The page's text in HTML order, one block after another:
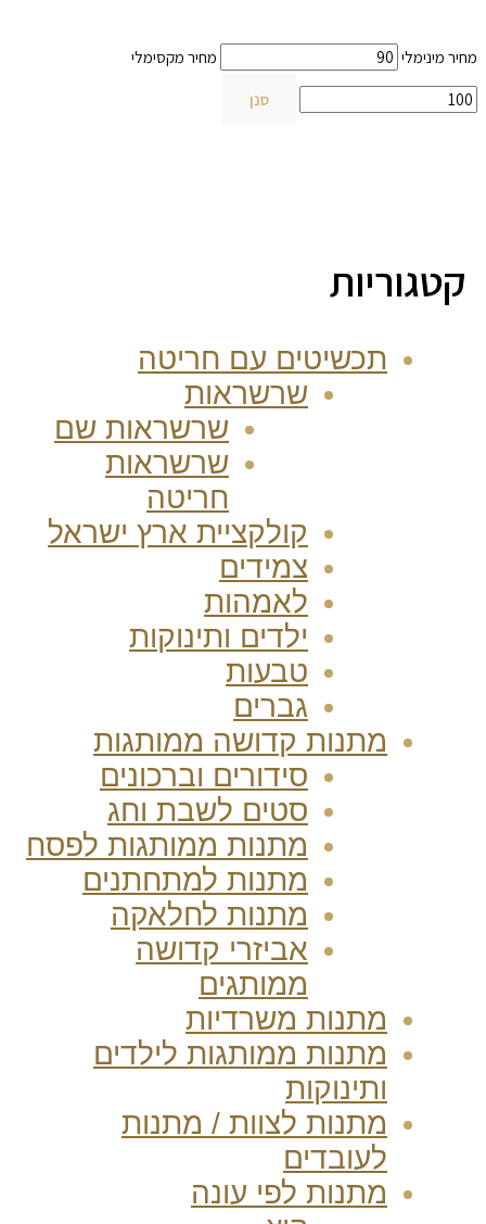
מחיר מינימלי מחיר מקסימלי
סנן
קטגוריות
תכשיטים עם חריטה
שרשראות
שרשראות שם
שרשראות
חריטה
קולקציית ארץ ישראל
צמידים
לאמהות
ילדים ותינוקות
טבעות
גברים
מתנות קדושה ממותגות
סידורים וברכונים
סטים לשבת וחג
מתנות ממותגות לפסח
מתנות למתחתנים
מתנות לחלאקה
אביזרי קדושה
ממותגים
מתנות משרדיות
מתנות ממותגות לילדים
ותינוקות
מתנות לצוות / מתנות
לעובדים
מתנות לפי עונה